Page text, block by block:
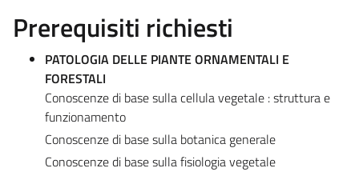
Prerequisiti richiesti
PATOLOGIA DELLE PIANTE ORNAMENTALI E
FORESTALI
Conoscenze di base sulla cellula vegetale : struttura e
funzionamento
Conoscenze di base sulla botanica generale
Conoscenze di base sulla fisiologia vegetale